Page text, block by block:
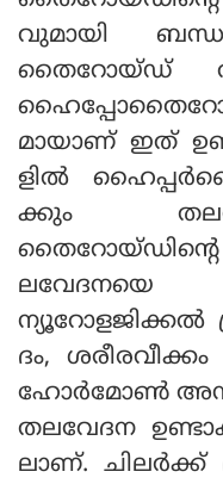
വുമായി
തൈറോയ്ഡ്
മായാണ് ഇത്
ളിൽ
ക്കും
ലവേദനയെ
ന്യൂറോളജിക്കൽ
ദം,
ഹോർമോൺ
തലവേദന
ലാണ്.